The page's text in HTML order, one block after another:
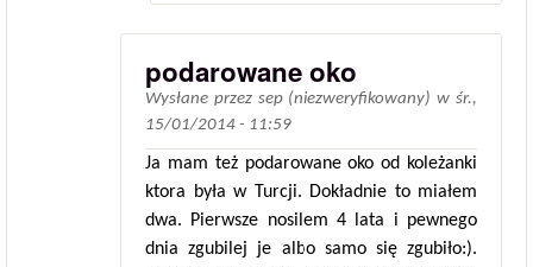
podarowane oko
Wysłane przez sep (niezweryfikowany) wśr.,
15/01/2014 - 11:59
Ja mam też podarowane oko od koleżanki
ktora była w Turcji. Dokładnie to miałem
dwa. Pierwsze nosilem 4 lata i pewnego
dnia zgubilej je albo samo się zgubiło:).